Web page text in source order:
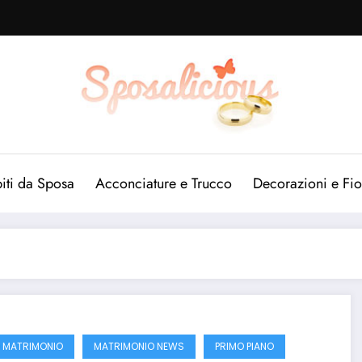
da Sposa Acconciature e Trucco Decorazioni e
MATRIMONIO MATRIMONIO NEWS PRIMO PIANO